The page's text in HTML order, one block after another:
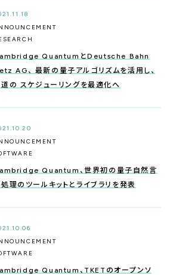
QuantumとDeutsche Bahn
AG、 最新の量子アルゴリズムを活用し、
の スケジューリングを最適化へ
Quantum、世界初の量子自然言
理のツールキットとライブラリを発表
Quantum、TKETのオープンソ